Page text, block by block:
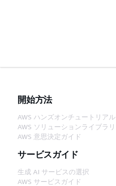
開始方法
AWS ハンズオンチュートリアル
AWS ソリューションライブラリ
AWS 意思決定ガイド
サービスガイド
生成 AI サービスの選択
AWS サービスガイド